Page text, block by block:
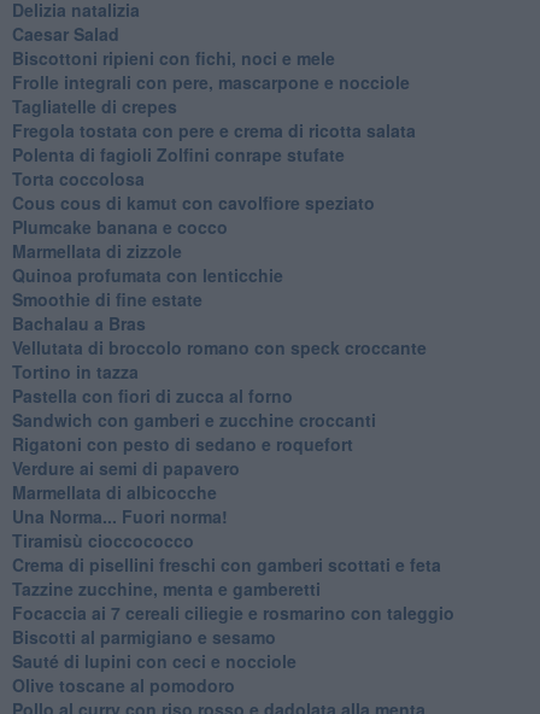
Delizia natalizia
Caesar Salad
Biscottoni ripieni con fichi, noci e mele
Frolle integrali con pere, mascarpone e nocciole
Tagliatelle di crepes
Fregola tostata con pere e crema di ricotta salata
Polenta di fagioli Zolfini conrape stufate
Torta coccolosa
Cous cous di kamut con cavolfiore speziato
Plumcake banana e cocco
Marmellata di zizzole
Quinoa profumata con lenticchie
Smoothie di fine estate
Bachalau a Bras
Vellutata di broccolo romano con speck croccante
Tortino in tazza
Pastella con fiori di zucca al forno
Sandwich con gamberi e zucchine croccanti
Rigatoni con pesto di sedano e roquefort
Verdure ai semi di papavero
Marmellata di albicocche
Una Norma... Fuori norma!
Tiramisù cioccococco
Crema di pisellini freschi con gamberi scottati e feta
Tazzine zucchine, menta e gamberetti
Focaccia ai 7 cereali ciliegie e rosmarino con taleggio
Biscotti al parmigiano e sesamo
Sauté di lupini con ceci e nocciole
Olive toscane al pomodoro
Pollo al curry con riso rosso e dadolata alla menta